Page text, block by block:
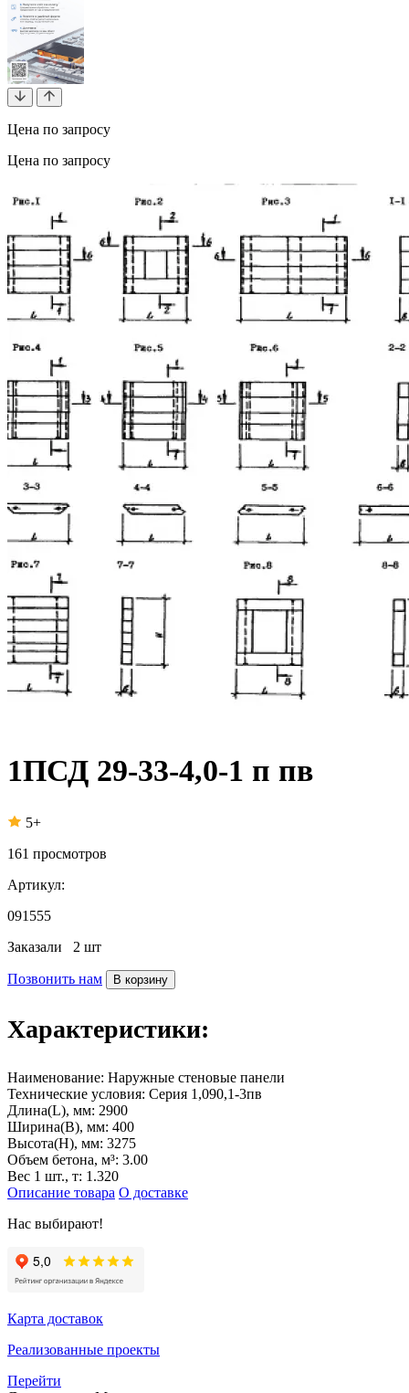
Цена по запросу
Цена по запросу
1ПСД 29-33-4,0-1 п пв
5+
161 просмотров
Артикул:
091555
Заказали 2 шт
Позвонить нам В корзину
Характеристики:
Наименование: Наружные стеновые панели
Технические условия: Серия 1,090,1-3пв
Длина(L), мм: 2900
Ширина(B), мм: 400
Высота(H), мм: 3275
Объем бетона, м³: 3.00
Вес 1 шт., т: 1.320
Описание товара О доставке
Нас выбирают!
Карта доставок
Реализованные проекты
Перейти